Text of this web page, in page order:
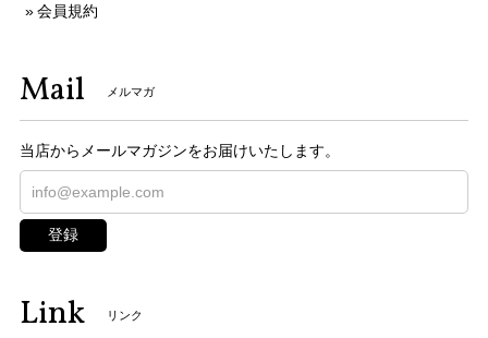
会員規約
Mail メルマガ
当店からメールマガジンをお届けいたします。
登録
Link リンク